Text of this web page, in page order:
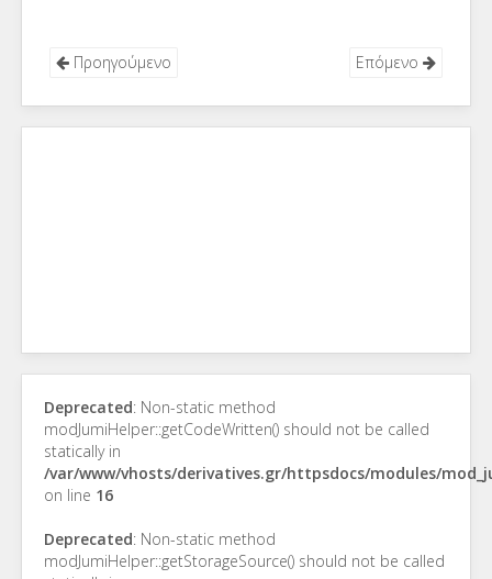
Προηγούμενο Επόμενο
Deprecated: Non-static method
modJumiHelper::getCodeWritten() should not be called
statically in
/var/www/vhosts/derivatives.gr/httpsdocs/modules/
on line 16
Deprecated: Non-static method
modJumiHelper::getStorageSource() should not be called